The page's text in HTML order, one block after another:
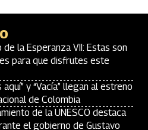
la Esperanza VII: Estas son
para que disfrutes este
aquí” y “Vacía” llegan al estreno
de Colombia
de la UNESCO destaca
el gobierno de Gustavo